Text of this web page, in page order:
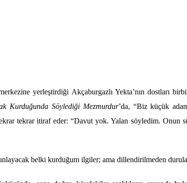
yerleştirdiği Akçaburgazlı Yekta’nın dostları
Kurduğunda Söylediği Mezmurdur’da, “Biz küçük
tekrar itiraf eder:“Davut yok. Yalan söyledim. Onun
belki kurduğum ilgiler; ama dillendirilmeden